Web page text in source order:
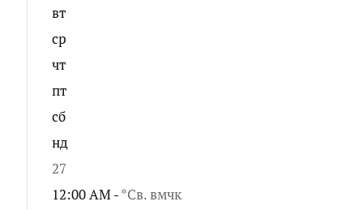
вт
ср
чт
пт
сб
нд
27
12:00 AM -*Св. вмчк